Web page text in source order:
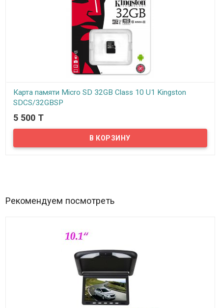
Карта памяти Micro SD 32GB Class 10 U1 Kingston
SDCS/32GBSP
В наличии
Предлагаем купить карту памяти формата Micro SD, 10 класса
объемом 32 Гб. Данная карта памяти соответствует стандарту
UHS-I Speed Class 10 (U1), минимальная скорость записи
5 500 T
Рекомендуем посмотреть